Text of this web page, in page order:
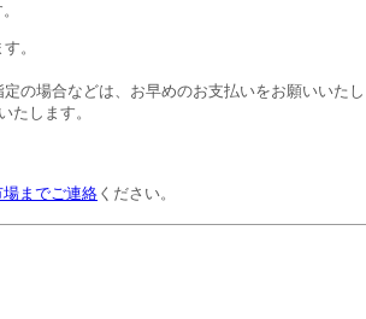
。
の場合などは、お早めのお支払いをお願いいたし
たします。
場までご連絡 ください。